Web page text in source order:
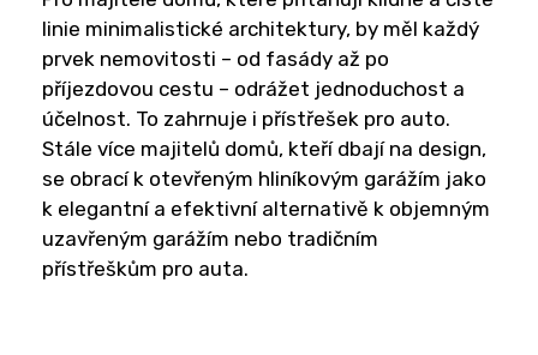
linie minimalistické architektury, by měl každý
prvek nemovitosti – od fasády až po
příjezdovou cestu – odrážet jednoduchost a
účelnost. To zahrnuje i přístřešek pro auto.
Stále více majitelů domů, kteří dbají na design,
se obrací k otevřeným hliníkovým garážím jako
k elegantní a efektivní alternativě k objemným
uzavřeným garážím nebo tradičním
přístřeškům pro auta.